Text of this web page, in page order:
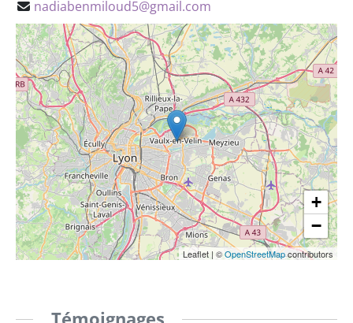
nadiabenmiloud5@gmail.com
+
−
Leaflet | ©OpenStreetMapcontributors